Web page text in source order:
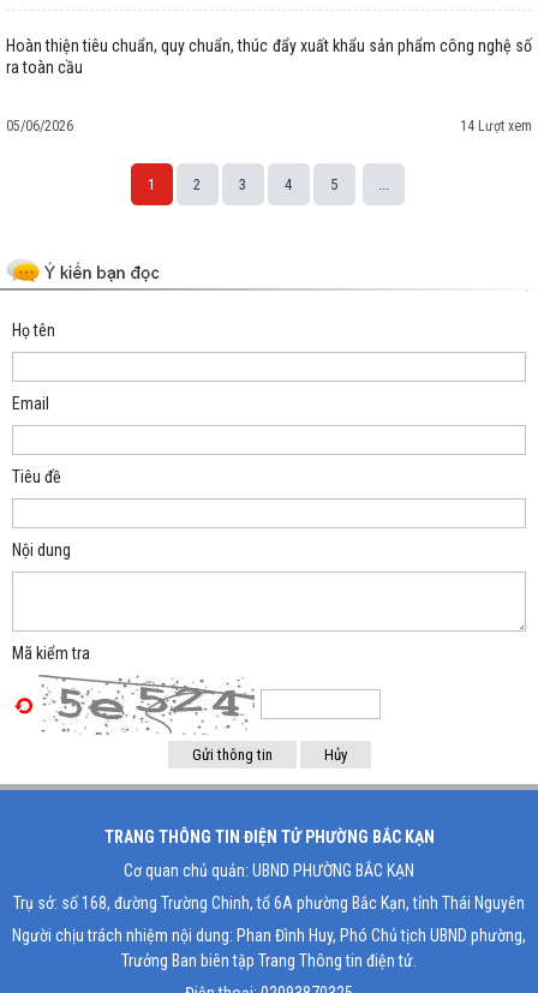
Hoàn thiện tiêu chuẩn, quy chuẩn, thúc đẩy xuất khẩu sản phẩm công nghệ số
ra toàn cầu
05/06/2026 14 Lượt xem
1 2 3 4 5
Họ tên
Email
Tiêu đề
Nội dung
Mã kiểm tra
TRANG THÔNG TIN ĐIỆN TỬ PHƯỜNG BẮC KẠN
Cơ quan chủ quản: UBND PHƯỜNG BẮC KẠN
Trụ sở: số 168, đường Trường Chinh, tổ 6A phường Bắc Kạn, tỉnh Thái Nguyên
Người chịu trách nhiệm nội dung: Phan Đình Huy, Phó Chủ tịch UBND phường,
Trưởng Ban biên tập Trang Thông tin điện tử.